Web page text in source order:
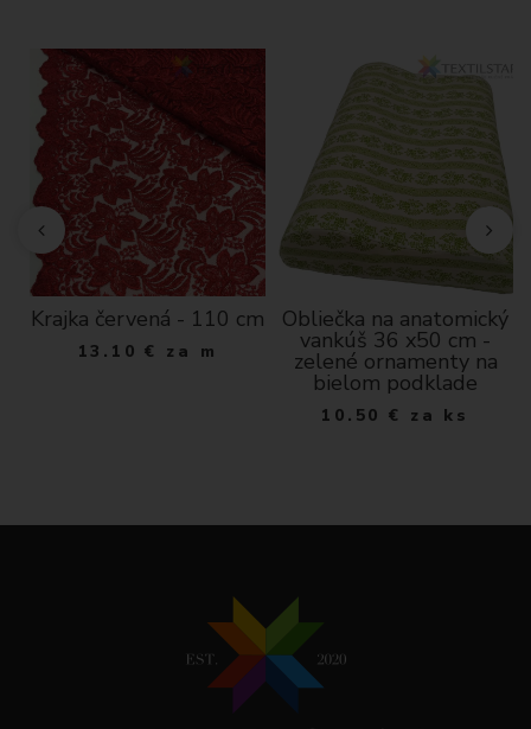
Krajka červená - 110 cm
13.10 € za m
Obliečka na anatomický
vankúš 36 x50 cm -
zelené ornamenty na
bielom podklade
10.50 € za ks